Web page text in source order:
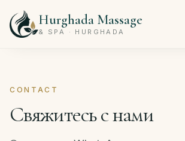
Hurghada Massage
& SPA · HURGHADA
Menu
программы
CONTACT
Свяжитесь с нами